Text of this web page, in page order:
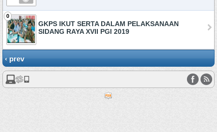
0
GKPS IKUT SERTA DALAM PELAKSANAAN
SIDANG RAYA XVII PGI 2019
‹ prev